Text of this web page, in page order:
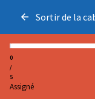
Sortir de la
0
/
5
Assigné